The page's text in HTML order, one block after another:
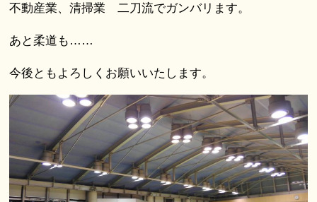
不動産業、清掃業 二刀流でガンバリます。
あと柔道も……
今後ともよろしくお願いいたします。